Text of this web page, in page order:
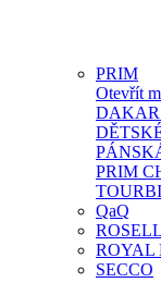
PRIM
Otevřít
PRIM
QaQ
ROYAL
SECCO